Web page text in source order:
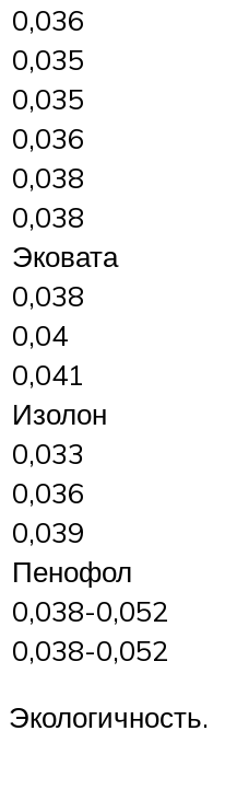
0,036
0,035
0,035
0,036
0,038
0,038
Эковата
0,038
0,04
0,041
Изолон
0,033
0,036
0,039
Пенофол
0,038-0,052
0,038-0,052
Экологичность.